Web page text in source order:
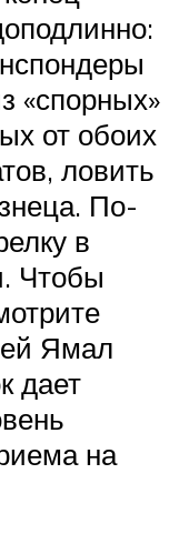
«спорных»
от обоих
ловить
По-
в
Чтобы
Ямал
дает
на